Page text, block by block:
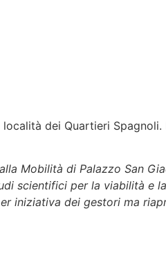
dei Quartieri
Mobilità di Palazzo San
scientifici per la viabilità e
iniziativa dei gestori ma